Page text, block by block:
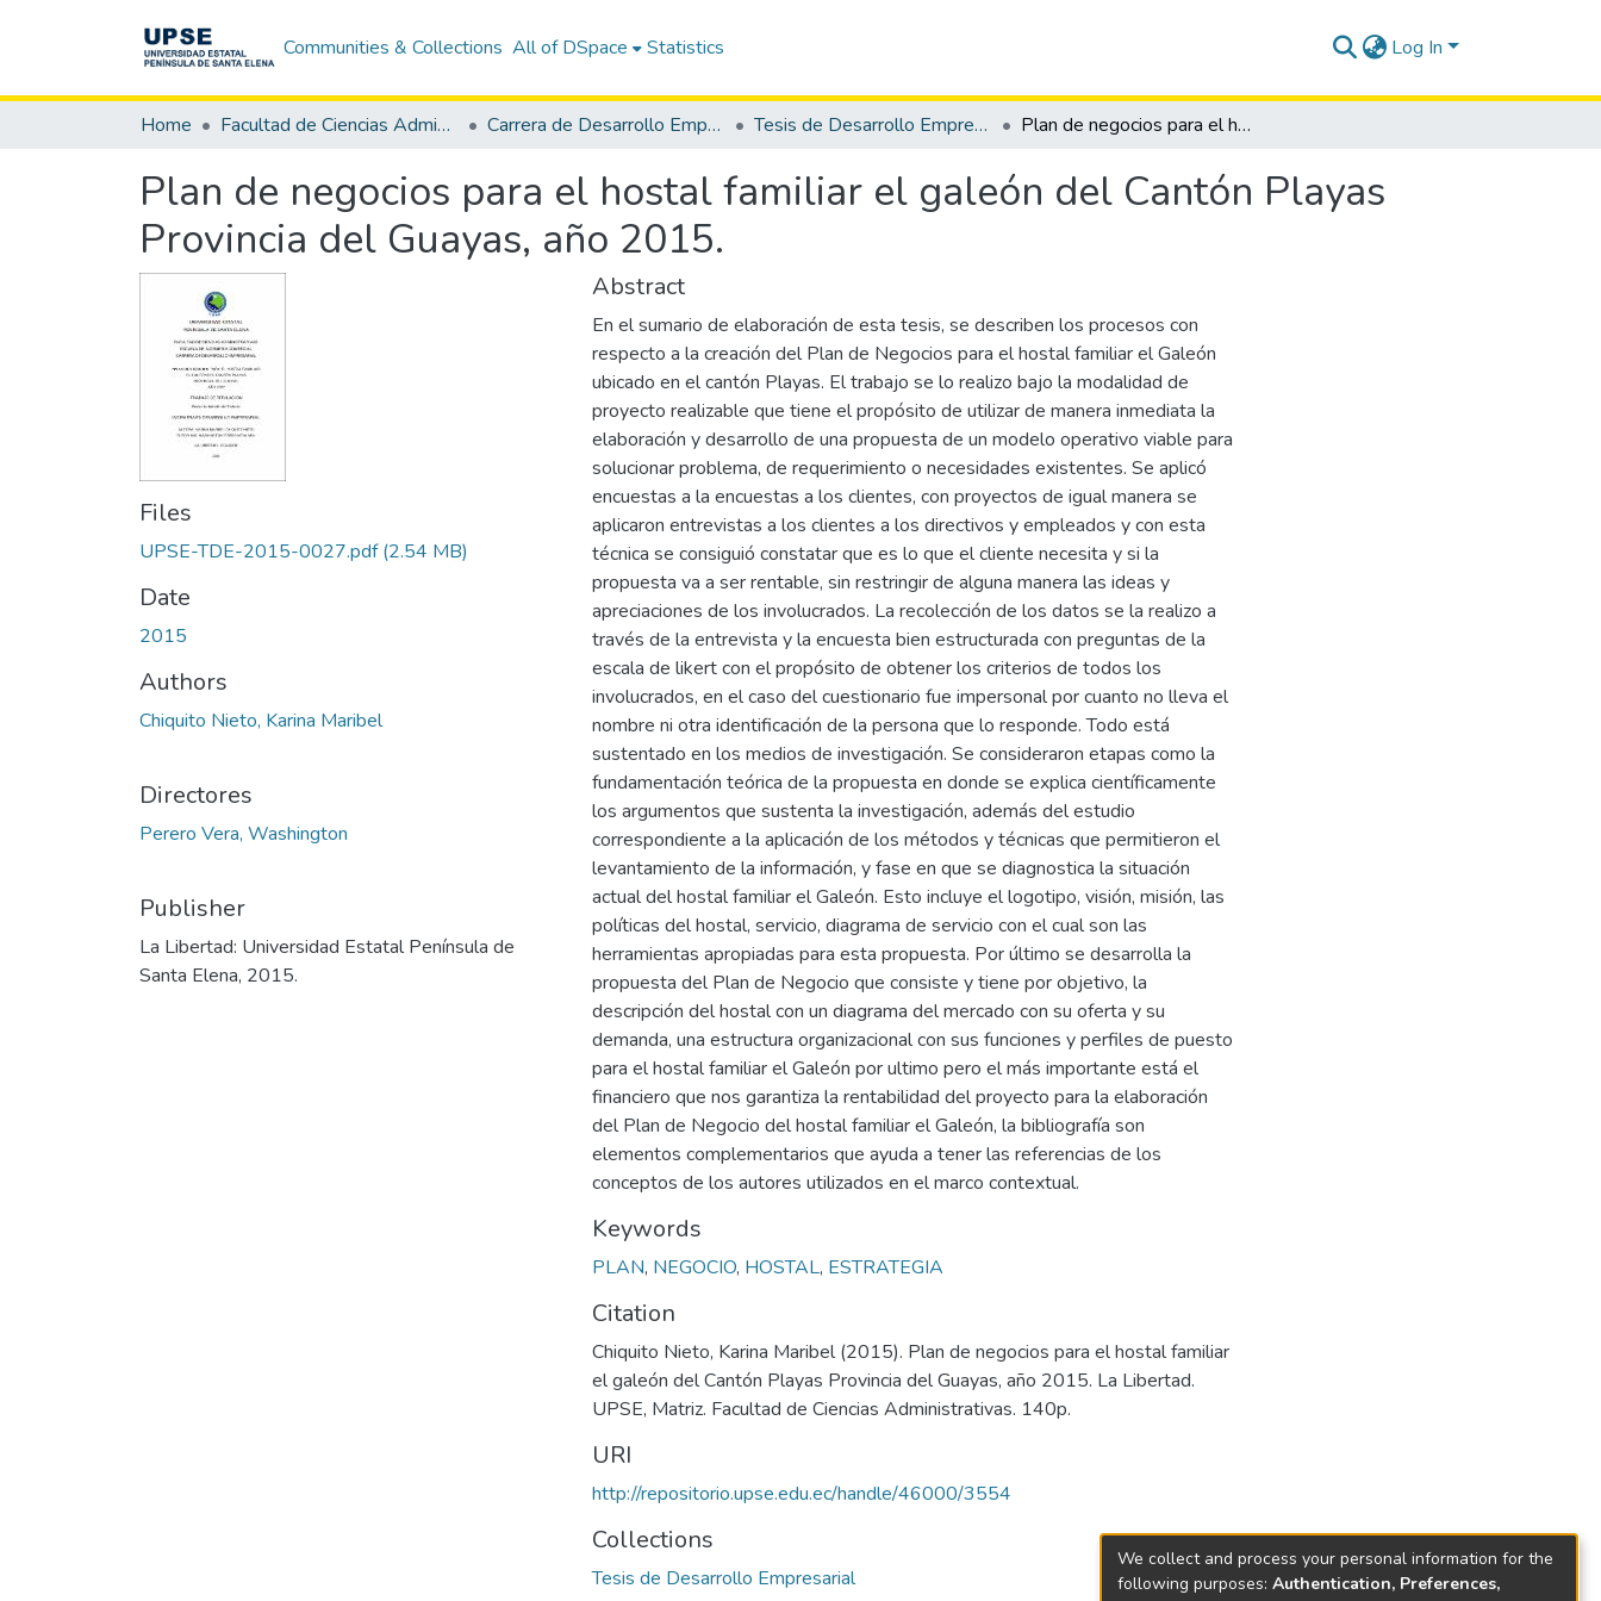
Communities & Collections All of DSpace Statistics Log In
Home Facultad de Ciencias Administrativas Carrera de Desarrollo Empresarial Tesis de Desarrollo Empresarial Plan de negocios para el hostal familiar el galeón del Cantón Playas Provincia del Guayas, año 2015.
Plan de negocios para el hostal familiar el galeón del Cantón Playas
Provincia del Guayas, año 2015.
Files
UPSE-TDE-2015-0027.pdf(2.54 MB)
Date
2015
Authors
Chiquito Nieto, Karina Maribel
Directores
Perero Vera, Washington
Publisher
La Libertad: Universidad Estatal Península de
Santa Elena, 2015.
Abstract
En el sumario de elaboración de esta tesis, se describen los procesos con
respecto a la creación del Plan de Negocios para el hostal familiar el Galeón
ubicado en el cantón Playas. El trabajo se lo realizo bajo la modalidad de
proyecto realizable que tiene el propósito de utilizar de manera inmediata la
elaboración y desarrollo de una propuesta de un modelo operativo viable para
solucionar problema, de requerimiento o necesidades existentes. Se aplicó
encuestas a la encuestas a los clientes, con proyectos de igual manera se
aplicaron entrevistas a los clientes a los directivos y empleados y con esta
técnica se consiguió constatar que es lo que el cliente necesita y si la
propuesta va a ser rentable, sin restringir de alguna manera las ideas y
apreciaciones de los involucrados. La recolección de los datos se la realizo a
través de la entrevista y la encuesta bien estructurada con preguntas de la
escala de likert con el propósito de obtener los criterios de todos los
involucrados, en el caso del cuestionario fue impersonal por cuanto no lleva el
nombre ni otra identificación de la persona que lo responde. Todo está
sustentado en los medios de investigación. Se consideraron etapas como la
fundamentación teórica de la propuesta en donde se explica científicamente
los argumentos que sustenta la investigación, además del estudio
correspondiente a la aplicación de los métodos y técnicas que permitieron el
levantamiento de la información, y fase en que se diagnostica la situación
actual del hostal familiar el Galeón. Esto incluye el logotipo, visión, misión, las
políticas del hostal, servicio, diagrama de servicio con el cual son las
herramientas apropiadas para esta propuesta. Por último se desarrolla la
propuesta del Plan de Negocio que consiste y tiene por objetivo, la
descripción del hostal con un diagrama del mercado con su oferta y su
demanda, una estructura organizacional con sus funciones y perfiles de puesto
para el hostal familiar el Galeón por ultimo pero el más importante está el
financiero que nos garantiza la rentabilidad del proyecto para la elaboración
del Plan de Negocio del hostal familiar el Galeón, la bibliografía son
elementos complementarios que ayuda a tener las referencias de los
conceptos de los autores utilizados en el marco contextual.
Keywords
PLAN, NEGOCIO, HOSTAL, ESTRATEGIA
Citation
Chiquito Nieto, Karina Maribel (2015). Plan de negocios para el hostal familiar
el galeón del Cantón Playas Provincia del Guayas, año 2015. La Libertad.
UPSE, Matriz. Facultad de Ciencias Administrativas. 140p.
URI
http://repositorio.upse.edu.ec/handle/46000/3554
Collections
Tesis de Desarrollo Empresarial
We collect and process your personal information for the
following purposes: Authentication, Preferences,